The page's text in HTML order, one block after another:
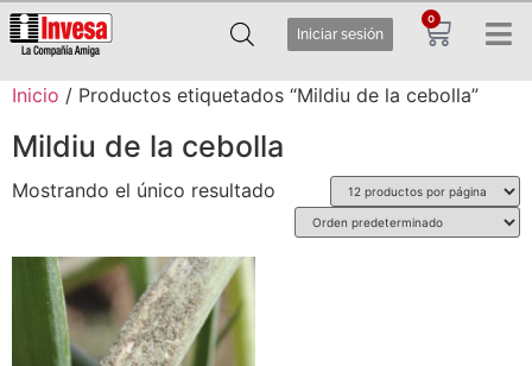
Iniciar sesión
0
Inicio / Productos etiquetados “Mildiu de la cebolla”
Mildiu de la cebolla
Mostrando el único resultado